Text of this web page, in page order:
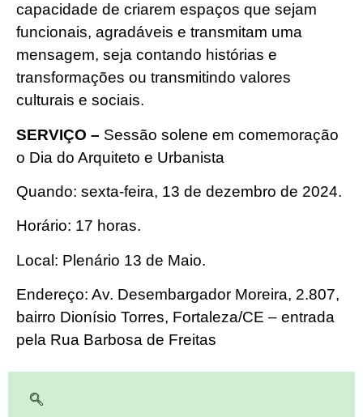
capacidade de criarem espaços que sejam
funcionais, agradáveis e transmitam uma
mensagem, seja contando histórias e
transformações ou transmitindo valores
culturais e sociais.
SERVIÇO – Sessão solene em comemoração
o Dia do Arquiteto e Urbanista
Quando: sexta-feira, 13 de dezembro de 2024.
Horário: 17 horas.
Local: Plenário 13 de Maio.
Endereço: Av. Desembargador Moreira, 2.807,
bairro Dionísio Torres, Fortaleza/CE – entrada
pela Rua Barbosa de Freitas